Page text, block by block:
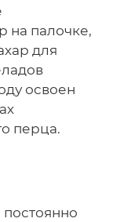
на палочке,
для
освоен
перца.